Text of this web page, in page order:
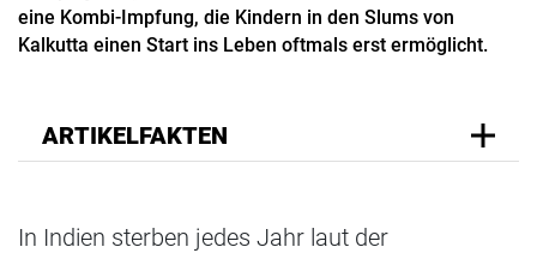
eine Kombi-Impfung, die Kindern in den Slums von
Kalkutta einen Start ins Leben oftmals erst ermöglicht.
ARTIKELFAKTEN
In Indien sterben jedes Jahr laut der